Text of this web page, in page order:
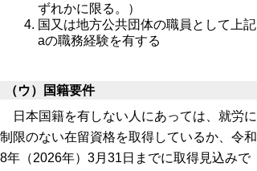
ずれかに限る。）
国又は地方公共団体の職員として上記
aの職務経験を有する
（ウ）国籍要件
日本国籍を有しない人にあっては、就労に
制限のない在留資格を取得しているか、令和
8年（2026年）3月31日までに取得見込みで